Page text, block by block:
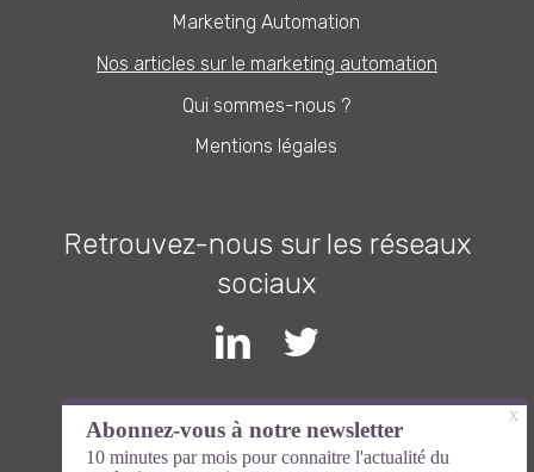
Marketing Automation
Nos articles sur le marketing automation
Qui sommes-nous ?
Mentions légales
Retrouvez-nous sur les réseaux
sociaux
Inscrivez-vous à la newsletter et